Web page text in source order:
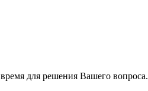
для решения Вашего вопроса.